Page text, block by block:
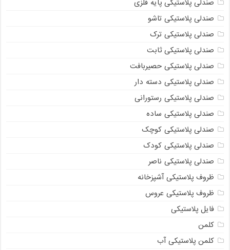
صندلی پلاستیکی پایه فلزی
صندلی پلاستیکی تاشو
صندلی پلاستیکی ترک
صندلی پلاستیکی ثابت
صندلی پلاستیکی حصیربافت
صندلی پلاستیکی دسته دار
صندلی پلاستیکی رستورانی
صندلی پلاستیکی ساده
صندلی پلاستیکی کوچک
صندلی پلاستیکی کودک
صندلی پلاستیکی ناصر
ظروف پلاستیکی آشپزخانه
ظروف پلاستیکی عروس
فایل پلاستیکی
کلمن
کلمن پلاستیکی آب